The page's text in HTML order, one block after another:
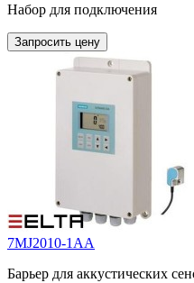
Набор для подключения
Запросить цену
7MJ2010-1AA
Барьер для аккустических